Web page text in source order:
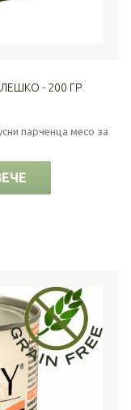
- 200 ГР
парченца месо за